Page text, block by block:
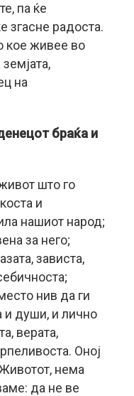
па ќе
згасне радоста.
кое живее во
на
браќа и
што го
и
нашиот народ;
за него;
зависта,
нив да ги
и души, и лично
верата,
Оној
нема
да не ве